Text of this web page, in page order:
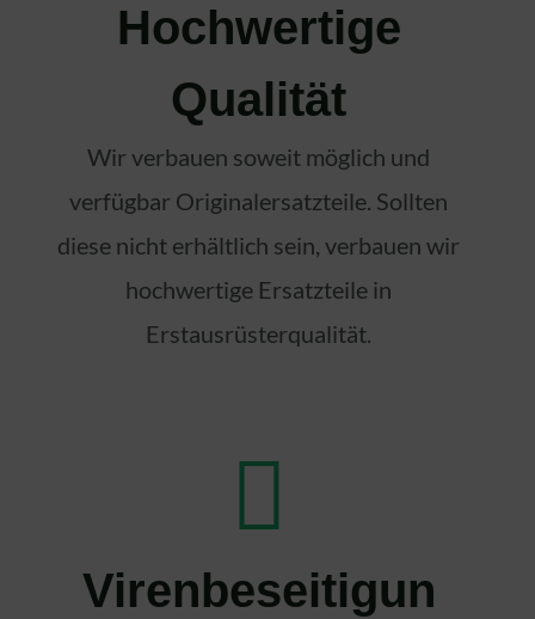
Hochwertige
Qualität
Wir verbauen soweit möglich und
verfügbar Originalersatzteile. Sollten
diese nicht erhältlich sein, verbauen wir
hochwertige Ersatzteile in
Erstausrüsterqualität.
Virenbeseitigun